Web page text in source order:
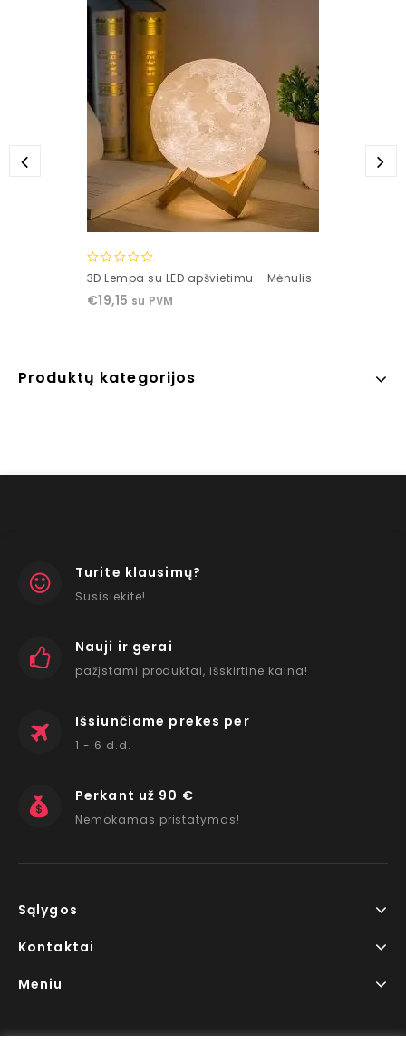
0
of
3D Lempa su LED apšvietimu – Mėnulis
€19,15 su PVM
Produktų kategorijos
Turite klausimų?
Susisiekite!
Nauji ir gerai
pažįstami produktai, išskirtine kaina!
Išsiunčiame prekes per
1 - 6 d.d.
Perkant už 90 €
Nemokamas pristatymas!
Sąlygos
Kontaktai
Meniu